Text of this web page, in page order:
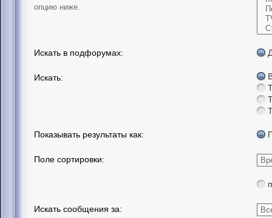
опцию ниже.
Искать в подфорумах:
Искать:
Показывать результаты как:
Поле сортировки:
Искать сообщения за: